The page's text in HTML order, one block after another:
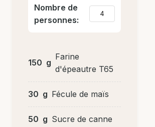
Nombre de
personnes:
150 g
Farine
d'épeautre T65
30 g Fécule de maïs
50 g Sucre de canne